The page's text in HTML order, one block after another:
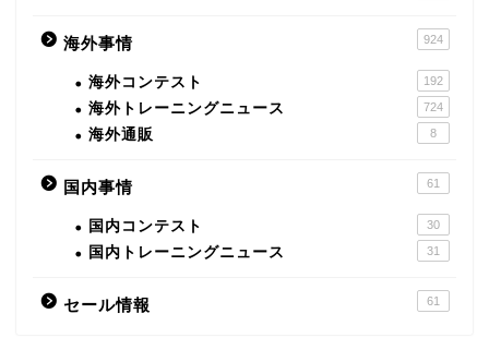
海外事情 924
海外コンテスト 192
海外トレーニングニュース 724
海外通販 8
国内事情 61
国内コンテスト 30
国内トレーニングニュース 31
セール情報 61